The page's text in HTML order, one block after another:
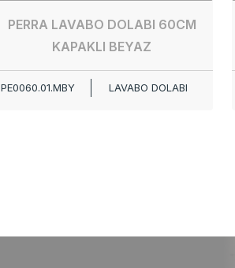
PERRA LAVABO DOLABI 60CM
KAPAKLI BEYAZ
PE0060.01.MBY LAVABO DOLABI